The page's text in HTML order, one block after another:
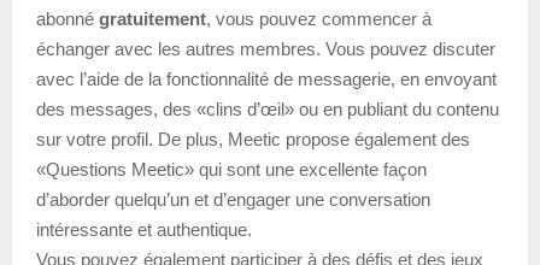
abonné gratuitement, vous pouvez commencer à
échanger avec les autres membres. Vous pouvez discuter
avec l’aide de la fonctionnalité de messagerie, en envoyant
des messages, des «clins d’œil» ou en publiant du contenu
sur votre profil. De plus, Meetic propose également des
«Questions Meetic» qui sont une excellente façon
d’aborder quelqu’un et d’engager une conversation
intéressante et authentique.
Vous pouvez également participer à des défis et des jeux